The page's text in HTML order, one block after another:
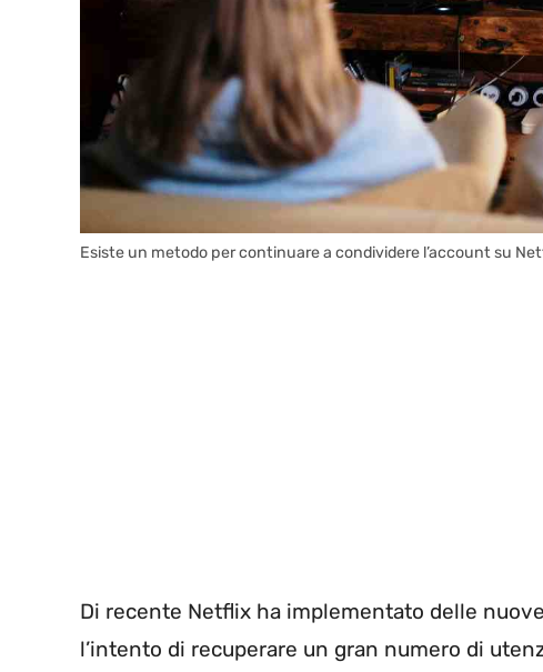
Esiste un metodo per continuare a condividere l’account su
Di recente Netflix ha implementato delle
l’intento di recuperare un gran numero di